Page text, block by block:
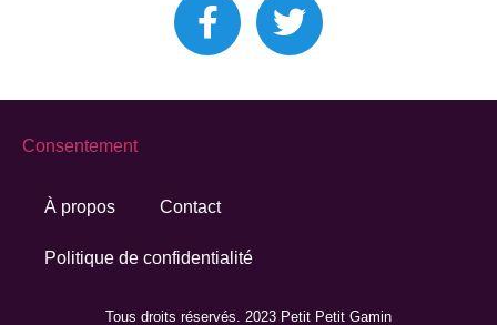
Tous droits réservés. 2023 Petit Petit Gamin
À propos Contact
Politique de confidentialité
Consentement